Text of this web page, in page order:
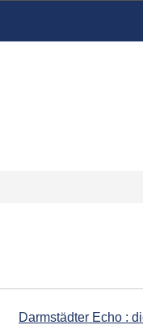
Darmstädter Echo :